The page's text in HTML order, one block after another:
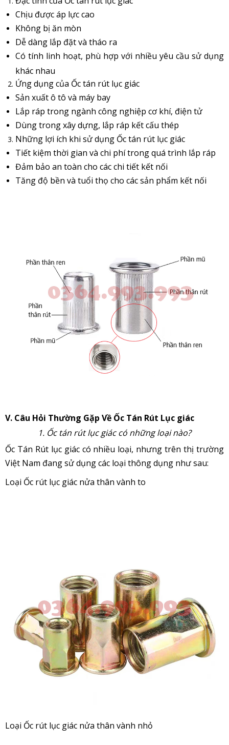
Chịu được áp lực cao
Không bị ăn mòn
Dễ dàng lắp đặt và tháo ra
Có tính linh hoạt, phù hợp với nhiều yêu cầu sử dụng
khác nhau
Ứng dụng của Ốc tán rút lục giác
Sản xuất ô tô và máy bay
Lắp ráp trong ngành công nghiệp cơ khí, điện tử
Dùng trong xây dựng, lắp ráp kết cấu thép
Những lợi ích khi sử dụng Ốc tán rút lục giác
Tiết kiệm thời gian và chi phí trong quá trình lắp ráp
Đảm bảo an toàn cho các chi tiết kết nối
Tăng độ bền và tuổi thọ cho các sản phẩm kết nối
V. Câu Hỏi Thường Gặp Về Ốc Tán Rút Lục giác
1. Ốc tán rút lục giác có những loại nào?
Ốc Tán Rút lục giác có nhiều loại, nhưng trên thị trường
Việt Nam đang sử dụng các loại thông dụng như sau:
Loại Ốc rút lục giác nửa thân vành to
Loại Ốc rút lục giác nửa thân vành nhỏ